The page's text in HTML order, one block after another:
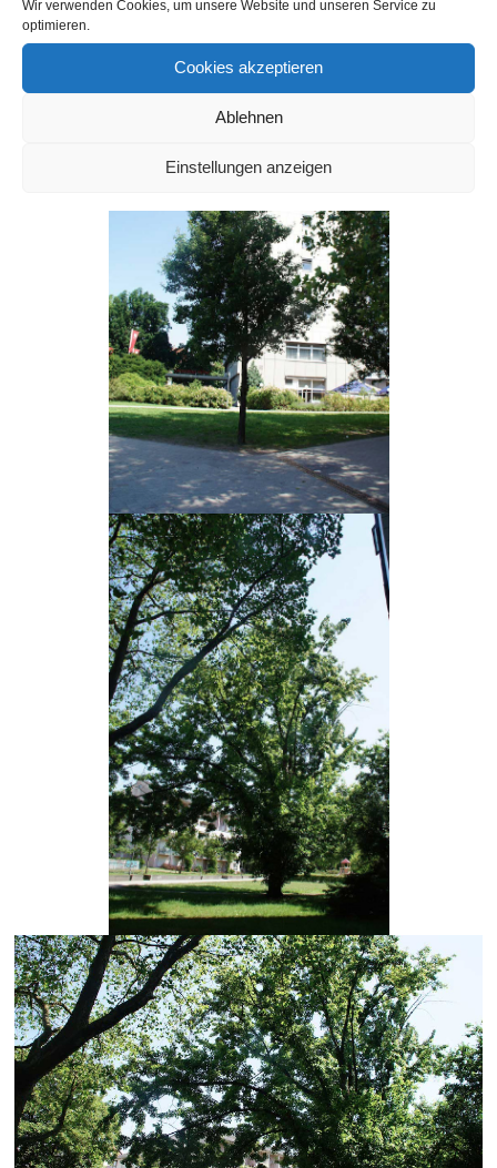
Wir verwenden Cookies, um unsere Website und unseren Service zu
optimieren.
Cookies akzeptieren
Ablehnen
Einstellungen anzeigen